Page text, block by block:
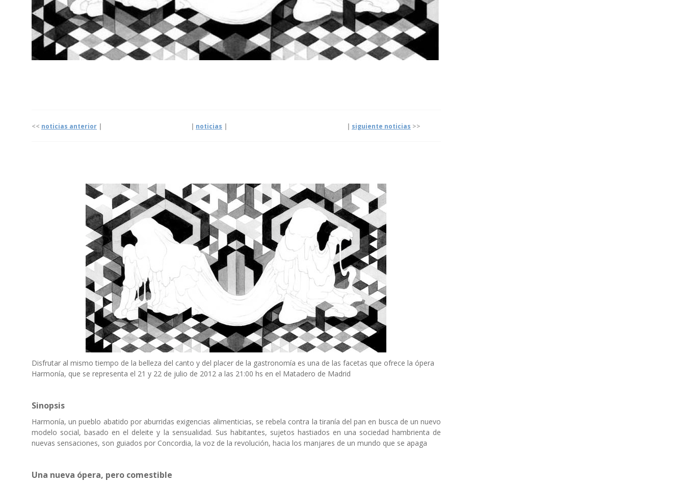
<< noticias anterior | | noticias | | siguiente noticias >>
Disfrutar al mismo tiempo de la belleza del canto y del placer de la gastronomía es una de las facetas que ofrece la ópera
Harmonía, que se representa el 21 y 22 de julio de 2012 a las 21:00 hs en el Matadero de Madrid
Sinopsis
Harmonía, un pueblo abatido por aburridas exigencias alimenticias, se rebela contra la tiranía del pan en busca de un nuevo
modelo social, basado en el deleite y la sensualidad. Sus habitantes, sujetos hastiados en una sociedad hambrienta de
nuevas sensaciones, son guiados por Concordia, la voz de la revolución, hacia los manjares de un mundo que se apaga
Una nueva ópera, pero comestible